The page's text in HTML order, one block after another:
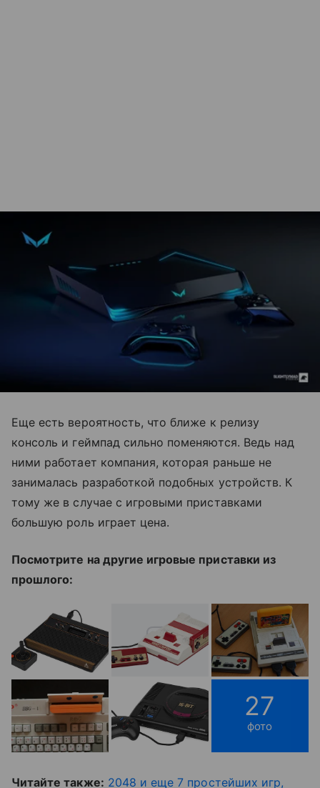
Еще есть вероятность, что ближе к релизу
консоль и геймпад сильно поменяются. Ведь над
ними работает компания, которая раньше не
занималась разработкой подобных устройств. К
тому же в случае с игровыми приставками
большую роль играет цена.
Посмотрите на другие игровые приставки из
прошлого:
27
фото
Читайте также: 2048 и еще 7 простейших игр,